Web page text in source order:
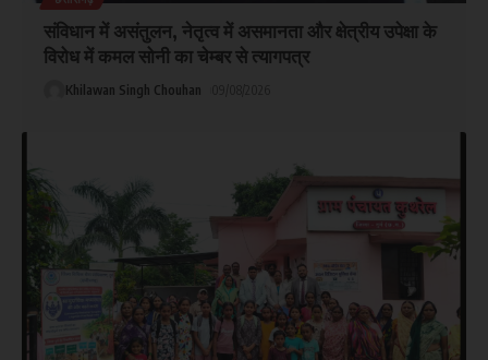
संविधान में असंतुलन, नेतृत्व में असमानता और क्षेत्रीय उपेक्षा के
विरोध में कमल सोनी का चेम्बर से त्यागपत्र
Khilawan Singh Chouhan